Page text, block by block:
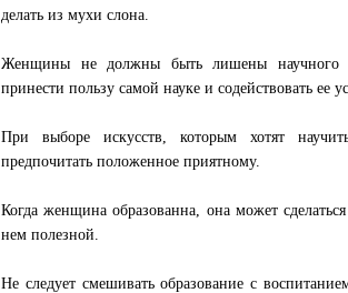
делать из мухи слона.
Женщины не должны быть лишены научного
принести пользу самой науке и содействовать ее
При выборе искусств, которым хотят
предпочитать положенное приятному.
Когда женщина образованна, она может
нем полезной.
Не следует смешивать образование с